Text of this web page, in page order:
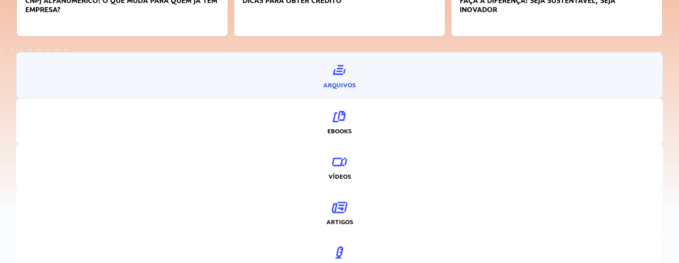
EMPRESA?
INOVADOR
ARQUIVOS
EBOOKS
VÍDEOS
ARTIGOS